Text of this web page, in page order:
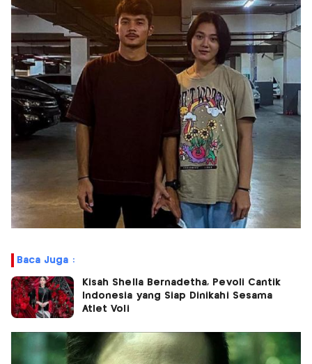
Baca Juga :
Kisah Shella Bernadetha, Pevoli Cantik
Indonesia yang Siap Dinikahi Sesama
Atlet Voli